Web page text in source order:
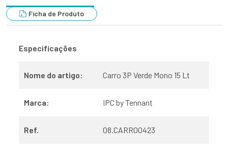
Ficha de Produto
Especificações
Nome do artigo: Carro 3P Verde Mono 15 Lt
Marca: IPC by Tennant
Ref. 08.CARR00423